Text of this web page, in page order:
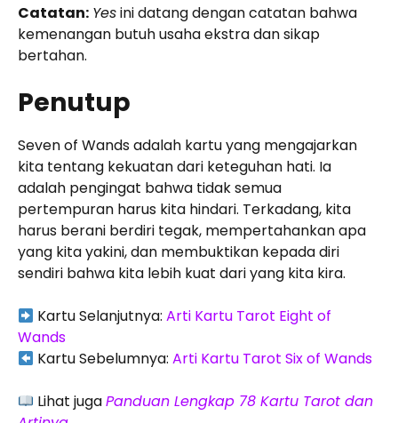
Catatan: Yesini datang dengan catatan bahwa
kemenangan butuh usaha ekstra dan sikap
bertahan.
Penutup
Seven of Wands adalah kartu yang mengajarkan
kita tentang kekuatan dari keteguhan hati. Ia
adalah pengingat bahwa tidak semua
pertempuran harus kita hindari. Terkadang, kita
harus berani berdiri tegak, mempertahankan apa
yang kita yakini, dan membuktikan kepada diri
sendiri bahwa kita lebih kuat dari yang kita kira.
Kartu Selanjutnya:Arti Kartu Tarot Eight of
Wands
Kartu Sebelumnya:Arti Kartu Tarot Six of Wands
Lihat jugaPanduan Lengkap 78 Kartu Tarot dan